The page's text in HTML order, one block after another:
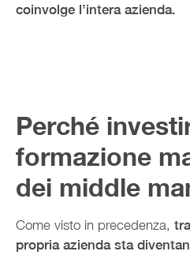
coinvolge l’intera azienda.
Perché
formazione
dei middle
Come visto in precedenza,
propria azienda sta